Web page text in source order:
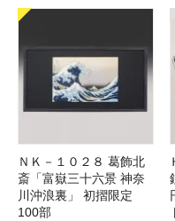
ＮＫ－１０２８ 葛飾北
斎「富嶽三十六景 神奈
川沖浪裏」 初摺限定
100部